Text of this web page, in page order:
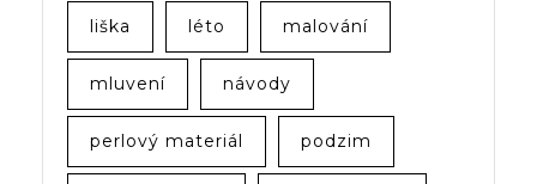
liška léto malování
mluvení návody
perlový materiál podzim